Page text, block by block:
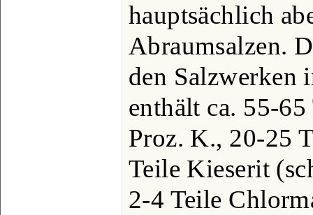
hauptsächlich
Abraumsalzen.
den Salzwerken
enthält ca. 55-
Proz. K., 20-25
Teile Kieserit
2-4 Teile